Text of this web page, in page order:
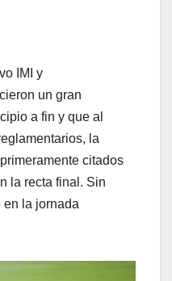
IMI y
un gran
a fin y que al
la
citados
la recta final. Sin
en la jornada